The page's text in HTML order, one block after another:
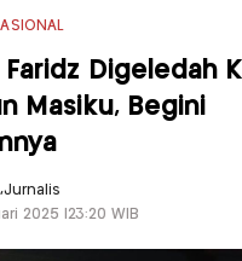
Faridz Digeledah
Masiku, Begini
,Jurnalis
2025 |23:20 WIB